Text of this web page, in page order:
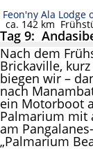
Feon'ny Ala Lodge
ca. 142 km
Tag 9:
Nach dem
Brickaville,
biegen wir –
nach
ein Motorboot
Palmarium mit
am
„Palmarium